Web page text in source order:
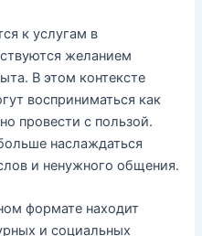
к услугам в
желанием
В этом контексте
восприниматься как
провести с пользой.
наслаждаться
и ненужного общения.
формате находит
и социальных